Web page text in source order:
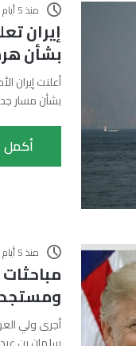
منذ 5 أيام
إيران
بشأن
أعلنت إيران
بشأن مسار
أكمل
منذ 5 أيام
أجرى ولي